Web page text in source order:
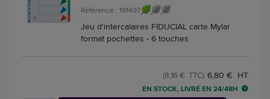
Référence : 191497
Jeu d'intercalaires FIDUCIAL carte Mylar
format pochettes - 6 touches
6,80 € HT
(8,16 € TTC)
EN STOCK, LIVRÉ EN 24/48H